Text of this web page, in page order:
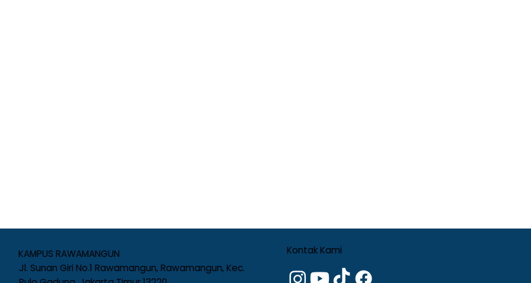
KAMPUS RAWAMANGUN
Jl. Sunan Giri No.1 Rawamangun, Rawamangun, Kec.
Kontak Kami